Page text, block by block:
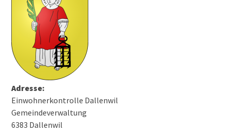
Adresse:
Einwohnerkontrolle Dallenwil
Gemeindeverwaltung
6383 Dallenwil